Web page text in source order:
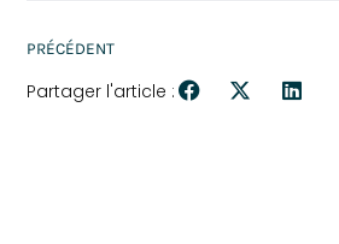
PRÉCÉDENT
Partager l'article :